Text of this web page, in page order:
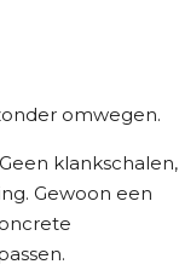
omwegen.
klankschalen,
Gewoon een